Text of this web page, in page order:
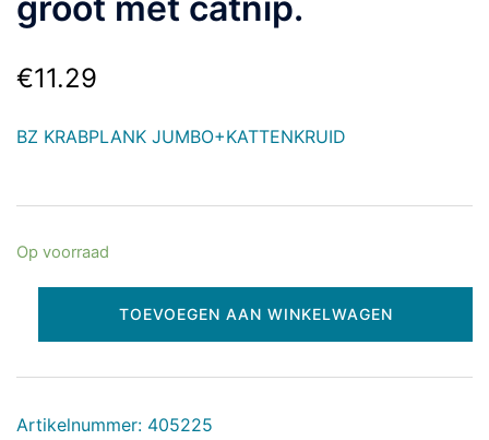
€11.29
BZ KRABPLANK JUMBO+KATTENKRUID
Op voorraad
TOEVOEGEN AAN WINKELWAGEN
Artikelnummer: 405225